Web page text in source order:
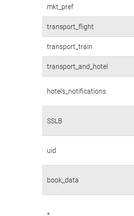
mkt_pref
transport_flight
transport_train
transport_and_hotel
hotels_notifications
SSLB
uid
book_data